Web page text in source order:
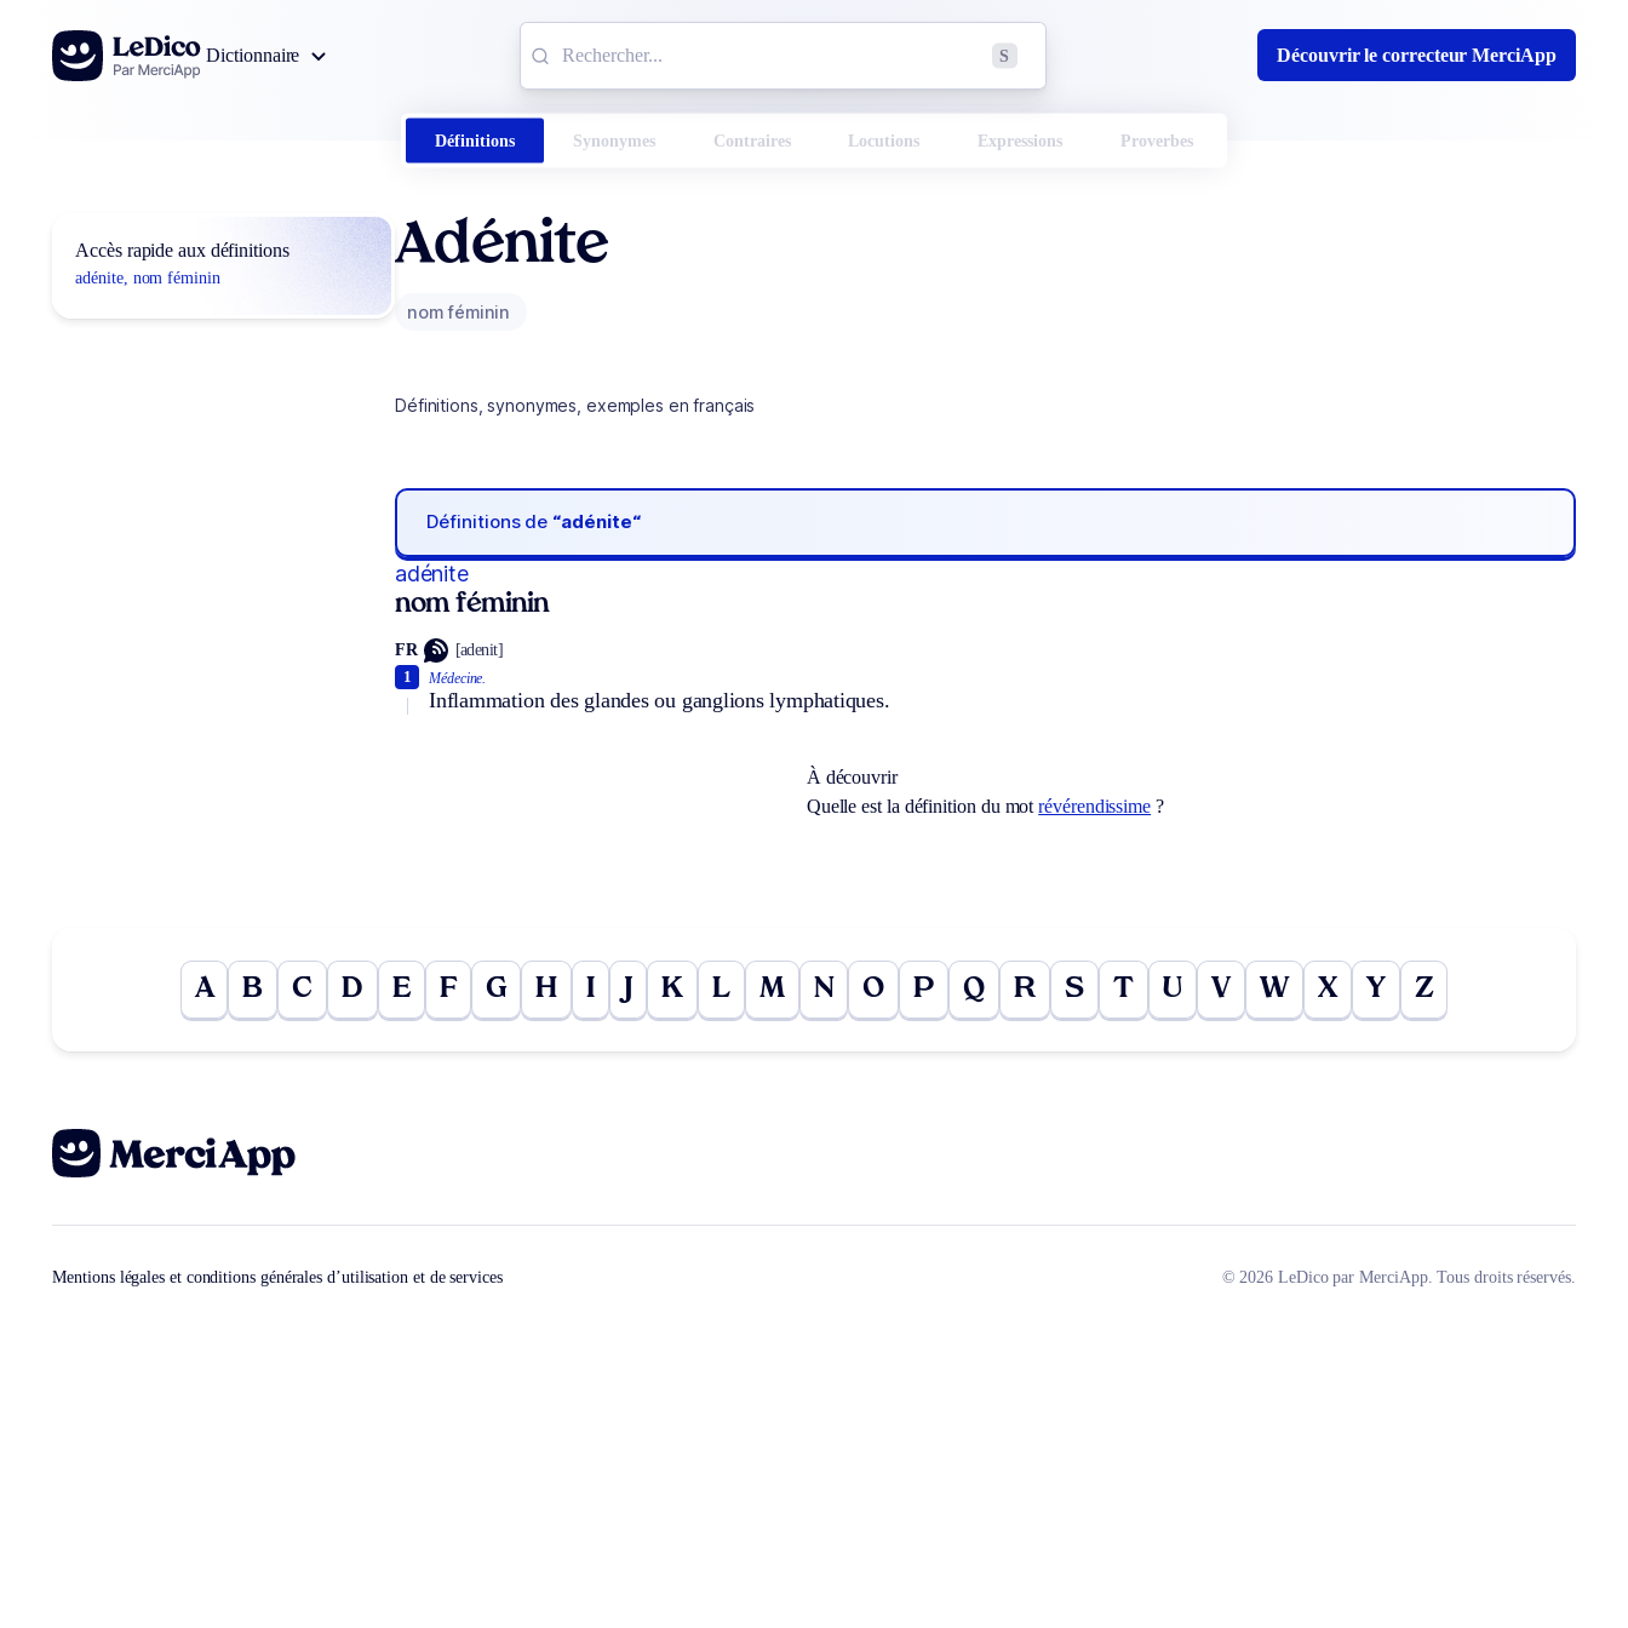
Aller au contenu
Dictionnaire
S Découvrir le correcteur MerciApp
Définitions Synonymes Contraires Locutions Expressions Proverbes
Accès rapide aux définitions
adénite, nom féminin
Adénite
nom féminin
Définitions, synonymes, exemples en français
Définitions de “adénite“
adénite
nom féminin
FR [adenit]
Médecine.
Inflammation des glandes ou ganglions lymphatiques.
1
À découvrir
Quelle est la définition du motrévérendissime ?
A B C D E F G H I K L M N O P Q R S T U V W X Y Z
Mentions légales et conditions générales d’utilisation et de services © 2026 LeDico par MerciApp. Tous droits réservés.